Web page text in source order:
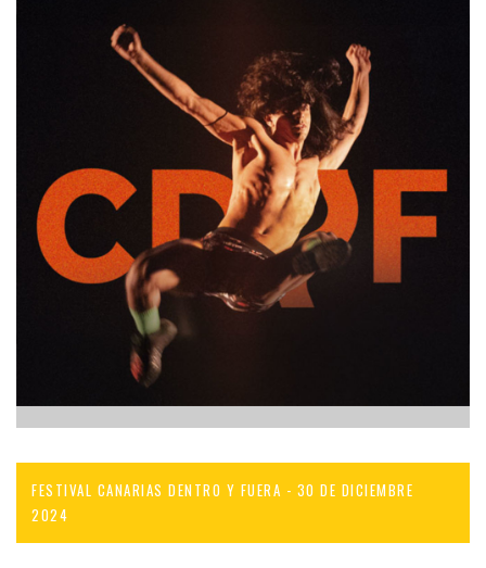
FESTIVAL CANARIAS DENTRO Y FUERA - 30 DE DICIEMBRE
2024